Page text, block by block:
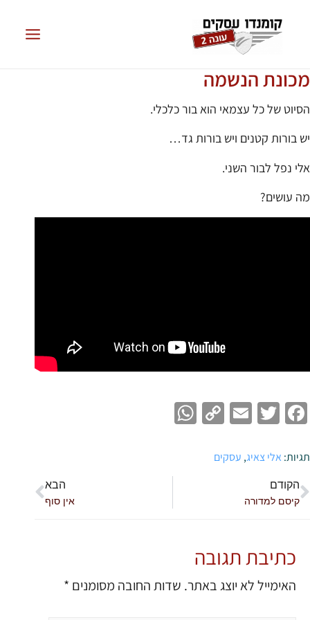
מכונת הנשמה
הסיוט של כל עצמאי הוא בור כלכלי.
יש בורות קטנים ויש בורות גד…
אלי נפל לבור השני.
מה עושים?
Facebook
Twitter
Email
Copy
תגיות: אלי צאיג, עסקים
הקודם
קיסם למדורה
הבא
אין סוף
כתיבת תגובה
האימייל לא יוצג באתר. שדות החובה מסומנים *